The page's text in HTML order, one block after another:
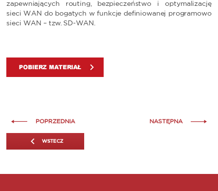
zapewniających routing, bezpieczeństwo i optymalizację
sieci WAN do bogatych w funkcje definiowanej programowo
sieci WAN – tzw. SD-WAN.
POPRZEDNIA NASTĘPNA
WSTECZ